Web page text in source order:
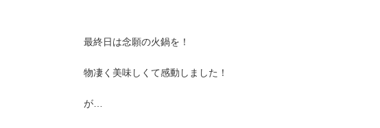
最終日は念願の火鍋を！
物凄く美味しくて感動しました！
が…